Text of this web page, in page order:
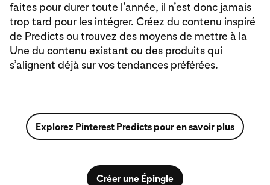
faites pour durer toute l’année, il n’est donc jamais
trop tard pour les intégrer. Créez du contenu inspiré
de Predicts ou trouvez des moyens de mettre à la
Une du contenu existant ou des produits qui
s’alignent déjà sur vos tendances préférées.
Explorez Pinterest Predicts pour en savoir plus
Créer une Épingle